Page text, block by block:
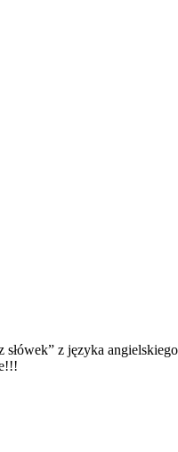
z języka